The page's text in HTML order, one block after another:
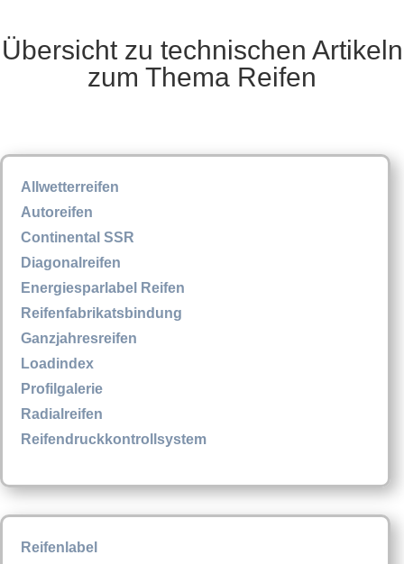
Übersicht zu technischen Artikeln
zum Thema Reifen
Allwetterreifen
Autoreifen
Continental SSR
Diagonalreifen
Energiesparlabel Reifen
Reifenfabrikatsbindung
Ganzjahresreifen
Loadindex
Profilgalerie
Radialreifen
Reifendruckkontrollsystem
Reifenlabel